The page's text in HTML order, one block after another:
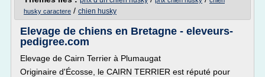
husky caractere / chien husky
Elevage de chiens en Bretagne - eleveurs-
pedigree.com
Elevage de Cairn Terrier à Plumaugat
Originaire d'Écosse, le CAIRN TERRIER est réputé pour